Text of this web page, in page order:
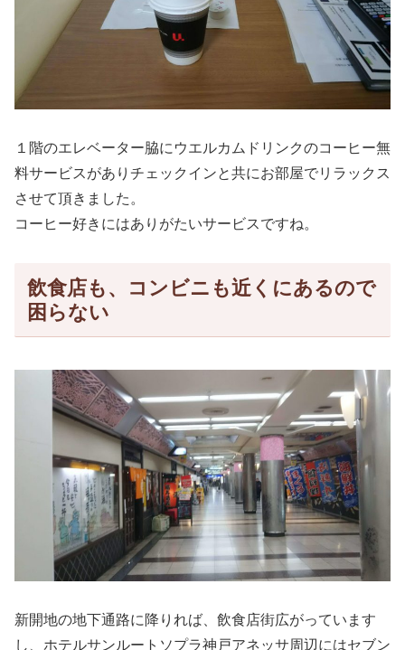
１階のエレベーター脇にウエルカムドリンクのコーヒー無
料サービスがありチェックインと共にお部屋でリラックス
させて頂きました。
コーヒー好きにはありがたいサービスですね。
飲食店も、コンビニも近くにあるので
困らない
新開地の地下通路に降りれば、飲食店街広がっています
し、ホテルサンルートソプラ神戸アネッサ周辺にはセブン